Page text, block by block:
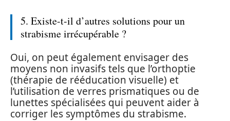
5. Existe-t-il d’autres solutions pour un
strabisme irrécupérable ?
Oui, on peut également envisager des
moyens non invasifs tels que l’orthoptie
(thérapie de rééducation visuelle) et
l’utilisation de verres prismatiques ou de
lunettes spécialisées qui peuvent aider à
corriger les symptômes du strabisme.